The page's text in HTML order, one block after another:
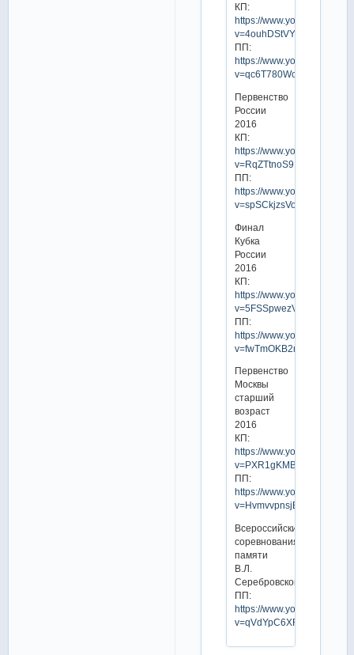
КП:
https://www.youtube.com/
v=4ouhDStVYVo
ПП:
https://www.youtube.com/
v=qc6T780WcvE
Первенство
России
2016
КП:
https://www.youtube.com/
v=RqZTtnoS918
ПП:
https://www.youtube.com/
v=spSCkjzsVog
Финал
Кубка
России
2016
КП:
https://www.youtube.com/
v=5FSSpwezVXc
ПП:
https://www.youtube.com/
v=fwTmOKB2m7s
Первенство
Москвы
старший
возраст
2016
КП:
https://www.youtube.com/
v=PXR1gKMBsOg
ПП:
https://www.youtube.com/
v=HvmvvpnsjEU
Всероссийские
соревнования
памяти
В.Л.
Серебровского
ПП:
https://www.youtube.com/
v=qVdYpC6XFqs